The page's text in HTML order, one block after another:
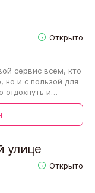
Открыто
сервис всем, кто
но и с пользой для
Открыто
улице